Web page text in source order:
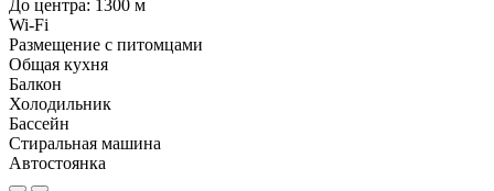
До центра: 1300 м
Wi-Fi
Размещение с питомцами
Общая кухня
Балкон
Холодильник
Бассейн
Стиральная машина
Автостоянка